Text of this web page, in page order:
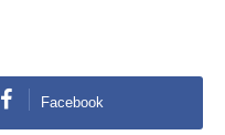
Facebook